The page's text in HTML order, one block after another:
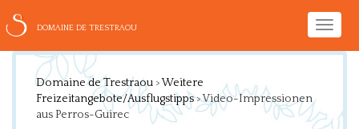
Toggle
DOMAINE DE TRESTRAOU
Domaine de Trestraou >Weitere
Freizeitangebote/Ausflugstipps>Video-Impressionen
aus Perros-Guirec